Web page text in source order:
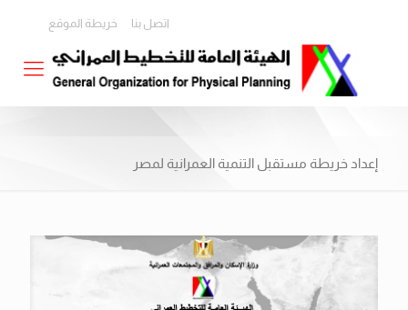
اتصل بنا خريطة الموقع
إعداد خريطة مستقبل التنمية العمرانية لمصر